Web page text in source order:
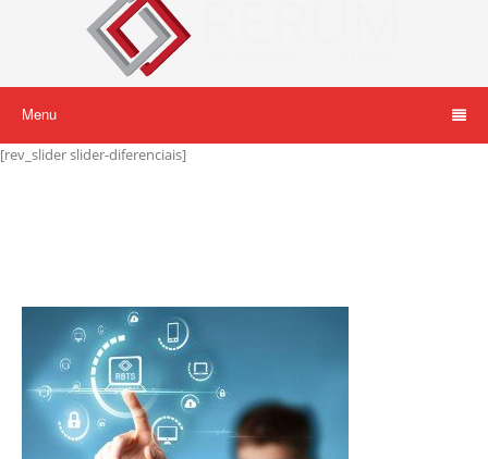
Menu
[rev_slider slider-diferenciais]